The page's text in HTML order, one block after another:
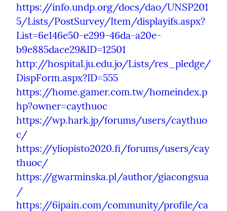
https://info.undp.org/docs/dao/UNSP201
5/Lists/PostSurvey/Item/displayifs.aspx?
List=6e146e50-e299-46da-a20e-
b9e885dace29&ID=12501
http://hospital.ju.edu.jo/Lists/res_pledge/
DispForm.aspx?ID=555
https://home.gamer.com.tw/homeindex.p
hp?owner=caythuoc
https://wp.hark.jp/forums/users/caythuo
c/
https://yliopisto2020.fi/forums/users/cay
thuoc/
https://gwarminska.pl/author/giacongsua
/
https://6ipain.com/community/profile/ca